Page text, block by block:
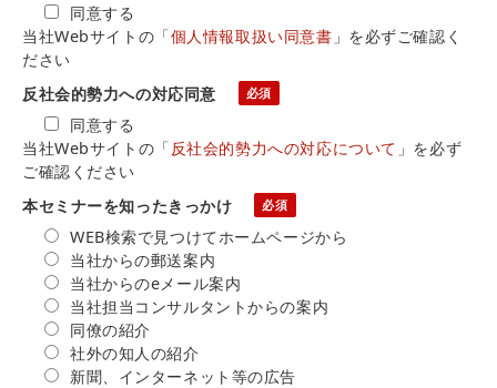
同意する
当社Webサイトの「個人情報取扱い同意書 」を必ずご確認く
ださい
反社会的勢力への対応同意
同意する
当社Webサイトの「反社会的勢力への対応について 」を必ず
ご確認ください
本セミナーを知ったきっかけ
WEB検索で見つけてホームページから
当社からの郵送案内
当社からのeメール案内
当社担当コンサルタントからの案内
同僚の紹介
社外の知人の紹介
新聞、インターネット等の広告